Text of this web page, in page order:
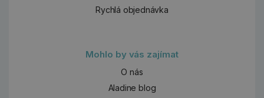
Rychlá objednávka
Mohlo by vás zajímat
O nás
Aladine blog